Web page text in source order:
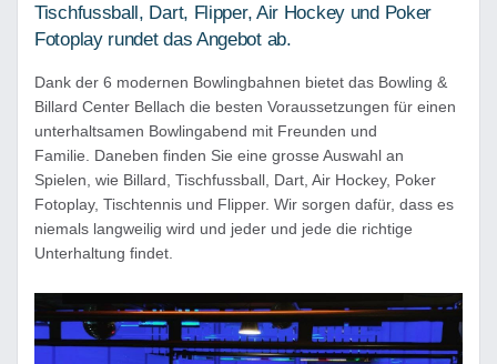
Tischfussball, Dart, Flipper, Air Hockey und Poker
Fotoplay rundet das Angebot ab.
Dank der 6 modernen Bowlingbahnen bietet das Bowling &
Billard Center Bellach die besten Voraussetzungen für einen
unterhaltsamen Bowlingabend mit Freunden und
Familie. Daneben finden Sie eine grosse Auswahl an
Spielen, wie Billard, Tischfussball, Dart, Air Hockey, Poker
Fotoplay, Tischtennis und Flipper. Wir sorgen dafür, dass es
niemals langweilig wird und jeder und jede die richtige
Unterhaltung findet.